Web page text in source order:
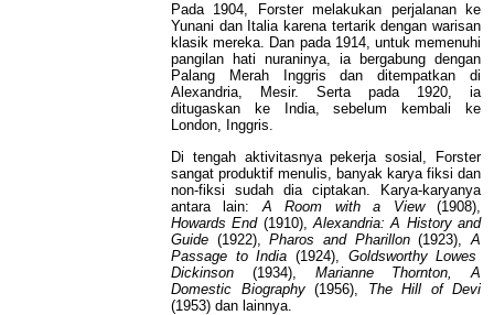
Pada 1904, Forster melakukan perjalanan ke
Yunani dan Italia karena tertarik dengan warisan
klasik mereka. Dan pada 1914, untuk memenuhi
pangilan hati nuraninya, ia bergabung dengan
Palang Merah Inggris dan ditempatkan di
Alexandria, Mesir. Serta pada 1920, ia
ditugaskan ke India, sebelum kembali ke
London, Inggris.
Di tengah aktivitasnya pekerja sosial, Forster
sangat produktif menulis, banyak karya fiksi dan
non-fiksi sudah dia ciptakan. Karya-karyanya
antara lain:A Room with a View(1908),
Howards End(1910),Alexandria: A History and
Guide (1922), Pharos and Pharillon(1923),A
Passage to India (1924), Goldsworthy Lowes
Dickinson (1934), Marianne Thornton, A
Domestic Biography(1956), The Hill of Devi
(1953) dan lainnya.